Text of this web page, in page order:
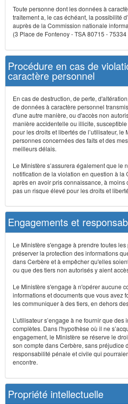
Toute personne dont les données à
traitement a, le cas échéant, la possibilité
auprès de la Commission nationale
(3 Place de Fontenoy - TSA 80715 -
Procédure en cas de
caractère personnel
En cas de destruction, de perte,
de données à caractère personnel
d'une autre manière, ou d'accès non
manière accidentelle ou illicite,
pour les droits et libertés de l’utilisateur, le
personnes concernées des faits et des
meilleurs délais.
Le Ministère s’assurera également que le
notification de la violation en question à la
après en avoir pris connaissance, à
pas un risque élevé pour les droits et
Engagements et
Le Ministère s'engage à prendre toutes
préserver la protection des informations
dans Cerbère et à empêcher qu'elles
ou que des tiers non autorisés y aient
Le Ministère s'engage à n'opérer aucune
informations et documents que vous avez
les communiquer à des tiers, en dehors
L’utilisateur s’engage à ne fournir que
complètes. Dans l'hypothèse où il ne
engagement, le Ministère se réserve le
son compte dans Cerbère, sans préjudice
responsabilité pénale et civile qui
encontre.
Propriété intellectuelle